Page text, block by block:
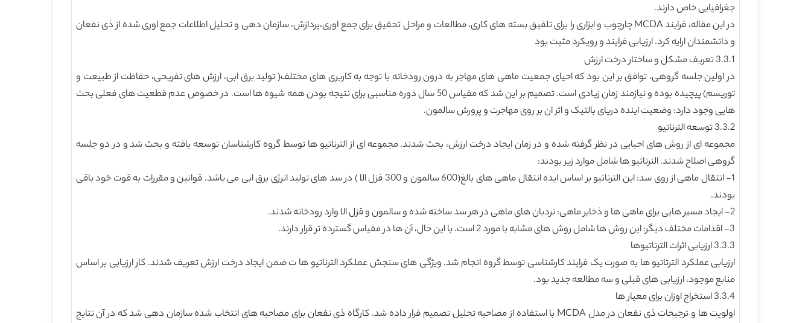
جغرافیایی خاص دارند.
در این مقاله، فرایند MCDA چارچوب و ابزاری را برای تلفیق بسته های کاری، مطالعات و مراحل تحقیق برای جمع اوری،پردازش، سازمان دهی و تحلیل اطلاعات جمع اوری شده از ذی نفعان
و دانشمندان ارایه کرد. ارزیابی فرایند و رویکرد مثبت بود
3.3.1 تعریف مشکل و ساختار درخت ارزش
در اولین جلسه گروهی، توافق بر این بود که احیای جمعیت ماهی های مهاجر به درون رودخانه با توجه به کاربری های مختلف( تولید برق ابی، ارزش های تفریحی، حفاظت از طبیعت و
توریسم) پیچیده بوده و نیازمند زمان زیادی است. تصمیم بر این شد که مقیاس 50 سال دوره مناسبی برای نتیجه بودن همه شیوه ها است. در خصوص عدم قطعیت های فعلی بحث
هایی وجود دارد: وضعیت اینده دریای بالتیک و اثر ان بر روی مهاجرت و پرورش سالمون.
3.3.2 توسعه الترناتیو
مجموعه ای از روش های احیایی در نظر گرفته شده و در زمان ایجاد درخت ارزش، بحث شدند. مجموعه ای از الترناتیو ها توسط گروه کارشناسان توسعه یافته و بحث شد و در دو جلسه
گروهی اصلاح شدند. الترناتیو ها شامل موارد زیر بودند:
1- انتقال ماهی از روی سد: این الترناتیو بر اساس ایده انتقال ماهی های بالغ(600 سالمون و 300 فزل الا ) در سد های تولید انرژی برق ابی می باشد. قوانین و مقررات به قوت خود باقی
بودند.
2- ایجاد مسیر هایی برای ماهی ها و ذخایر ماهی: نردبان های ماهی در هر سد ساخته شده و سالمون و قزل الا وارد رودخانه شدند.
3- اقدامات مختلف دیگر: این روش ها شامل روش های مشابه با مورد 2 است. با این حال، آن ها در مقیاس گسترده تر قرار دارند.
3.3.3 ارزیابی اثرات الترناتیوها
ارزیابی عملکرد الترتاتیو ها به صورت یک فرایند کارشناسی توسط گروه انجام شد. ویژگی های سنجش عملکرد الترناتیو ها ت ضمن ایجاد درخت ارزش تعریف شدند. کار ارزیابی بر اساس
منابع موجود، ارزیابی های قبلی و سه مطالعه جدید بود.
3.3.4 استخراج اوزان برای معیار ها
اولویت ها و ترجیحات ذی نفعان در مدل MCDA با استفاده از مصاحبه تحلیل تصمیم قرار داده شد. کارگاه ذی نفعان برای مصاحبه های انتخاب شده سازمان دهی شد که در آن نتایج